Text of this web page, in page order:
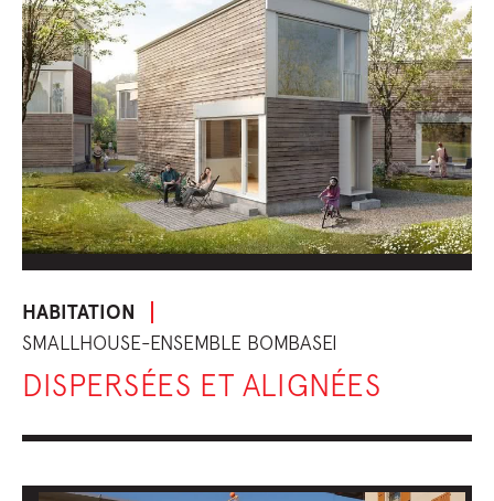
HABITATION
SMALLHOUSE-ENSEMBLE BOMBASEI
DISPERSÉES ET ALIGNÉES